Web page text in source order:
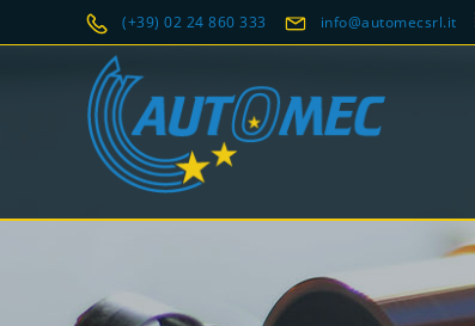
(+39) 02 24 860 333 info@automecsrl.it